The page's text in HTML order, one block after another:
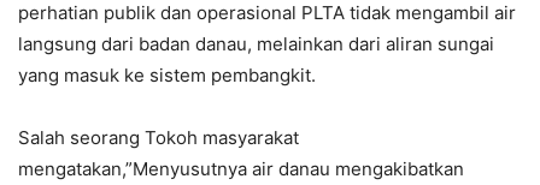
perhatian publik dan operasional PLTA tidak mengambil air
langsung dari badan danau, melainkan dari aliran sungai
yang masuk ke sistem pembangkit.
Salah seorang Tokoh masyarakat
mengatakan,”Menyusutnya air danau mengakibatkan